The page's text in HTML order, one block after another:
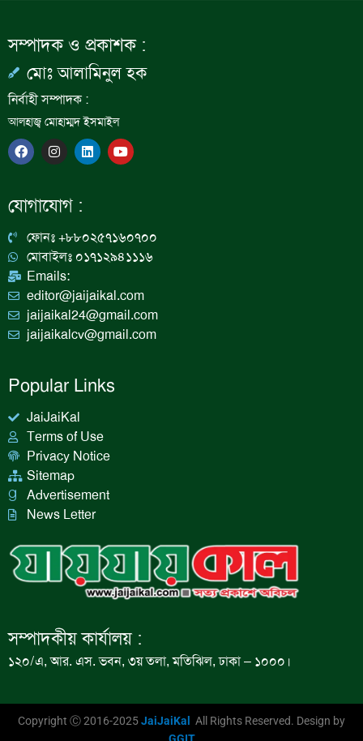
সম্পাদক ও প্রকাশক :
মোঃ আলামিনুল হক
নির্বাহী সম্পাদক :
আলহাজ্ব মোহাম্মদ ইসমাইল
F
a
c
b
o
I
n
s
a
g
a
m
L
i
n
n
Y
o
u
যোগাযোগ :
ফোনঃ +৮৮০২৫৭১৬০৭০০
মোবাইলঃ ০১৭১২৯৪১১১৬
Emails:
editor@jaijaikal.com
jaijaikal24@gmail.com
jaijaikalcv@gmail.com
Popular Links
JaiJaiKal
Terms of Use
Privacy Notice
Sitemap
Advertisement
News Letter
সম্পাদকীয় কার্যালয় :
১২০/এ, আর. এস. ভবন, ৩য় তলা, মতিঝিল, ঢাকা – ১০০০।
Copyright Ⓒ 2016-2025JaiJaiKal
All Rights Reserved. Design by